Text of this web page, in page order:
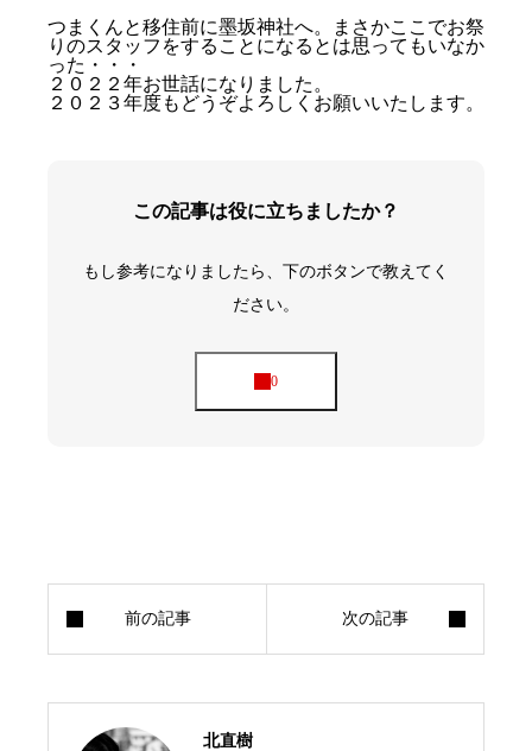
つまくんと移住前に墨坂神社へ。まさかここでお祭
りのスタッフをすることになるとは思ってもいなか
った・・・
２０２２年お世話になりました。
２０２３年度もどうぞよろしくお願いいたします。
この記事は役に立ちましたか？
もし参考になりましたら、下のボタンで教えてく
ださい。
北直樹